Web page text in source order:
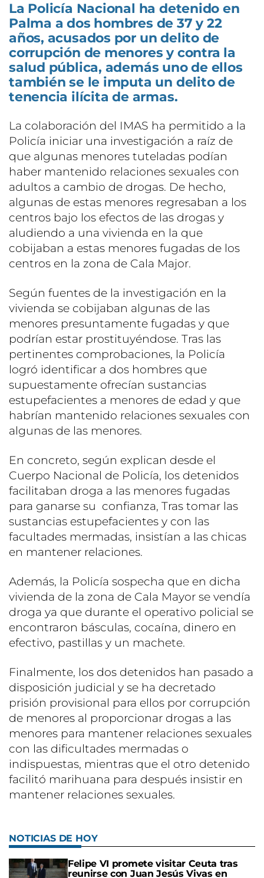
La Policía Nacional ha detenido en
Palma a dos hombres de 37 y 22
años, acusados por un delito de
corrupción de menores y contra la
salud pública, además uno de ellos
también se le imputa un delito de
tenencia ilícita de armas.
La colaboración del IMAS ha permitido a la
Policía iniciar una investigación a raíz de
que algunas menores tuteladas podían
haber mantenido relaciones sexuales con
adultos a cambio de drogas. De hecho,
algunas de estas menores regresaban a los
centros bajo los efectos de las drogas y
aludiendo a una vivienda en la que
cobijaban a estas menores fugadas de los
centros en la zona de Cala Major.
Según fuentes de la investigación en la
vivienda se cobijaban algunas de las
menores presuntamente fugadas y que
podrían estar prostituyéndose. Tras las
pertinentes comprobaciones, la Policía
logró identificar a dos hombres que
supuestamente ofrecían sustancias
estupefacientes a menores de edad y que
habrían mantenido relaciones sexuales con
algunas de las menores.
En concreto, según explican desde el
Cuerpo Nacional de Policía, los detenidos
facilitaban droga a las menores fugadas
para ganarse su confianza, Tras tomar las
sustancias estupefacientes y con las
facultades mermadas, insistían a las chicas
en mantener relaciones.
Además, la Policía sospecha que en dicha
vivienda de la zona de Cala Mayor se vendía
droga ya que durante el operativo policial se
encontraron básculas, cocaína, dinero en
efectivo, pastillas y un machete.
Finalmente, los dos detenidos han pasado a
disposición judicial y se ha decretado
prisión provisional para ellos por corrupción
de menores al proporcionar drogas a las
menores para mantener relaciones sexuales
con las dificultades mermadas o
indispuestas, mientras que el otro detenido
facilitó marihuana para después insistir en
mantener relaciones sexuales.
NOTICIAS DE HOY
Felipe VI promete visitar Ceuta tras
reunirse con Juan Jesús Vivas en